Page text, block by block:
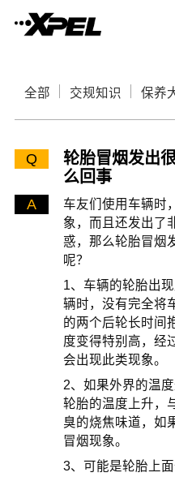
全部 交规知识 保养
Q
轮胎冒烟发出
么回事
A
车友们使用车辆时
象，而且还发出了
惑，那么轮胎冒烟
呢？
1、车辆的轮胎出
辆时，没有完全将
的两个后轮长时间
度变得特别高，经
会出现此类现象。
2、如果外界的温
轮胎的温度上升，
臭的烧焦味道，如
冒烟现象。
3、可能是轮胎上